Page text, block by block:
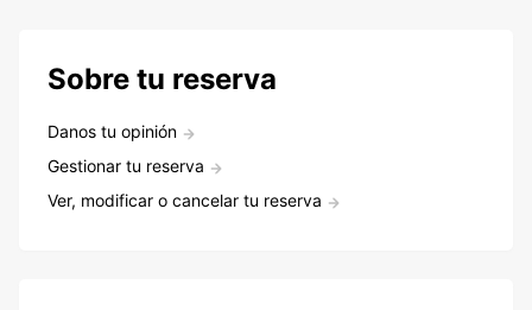
Sobre tu reserva
Danos tu opinión
Gestionar tu reserva
Ver, modificar o cancelar tu reserva